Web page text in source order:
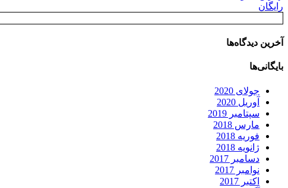
رایگان
آخرین دیدگاه‌ها
بایگانی‌ها
جولای 2020
آوریل 2020
سپتامبر 2019
مارس 2018
فوریه 2018
ژانویه 2018
دسامبر 2017
نوامبر 2017
اکتبر 2017